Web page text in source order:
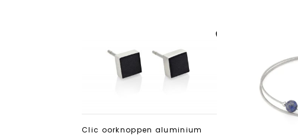
Clic oorknoppen aluminium